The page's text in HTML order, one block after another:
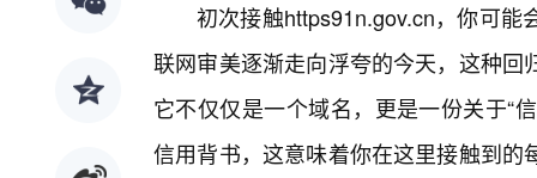
初次接触https91n.gov.cn，你可
联网审美逐渐走向浮夸的今天，这种
它不仅仅是一个域名，更是一份关于“
信用背书，这意味着你在这里接触到